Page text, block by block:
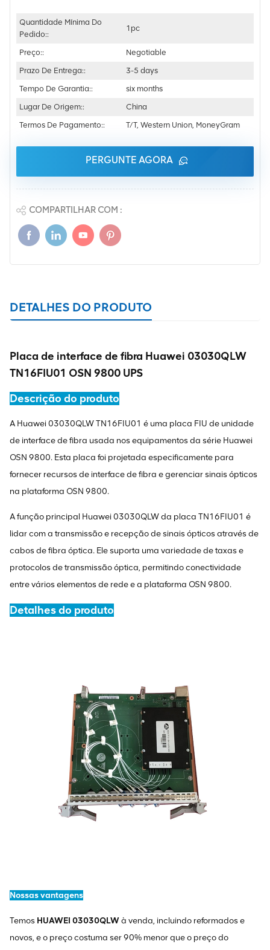
Quantidade Mínima Do
Pedido::
1pc
Preço::
Negotiable
Prazo De Entrega::
3-5 days
Tempo De Garantia::
six months
Lugar De Origem::
China
Termos De Pagamento::
T/T, Western Union, MoneyGram
PERGUNTE AGORA
COMPARTILHAR COM :
DETALHES DO PRODUTO
Placa de interface de fibra Huawei 03030QLW
TN16FIU01 OSN 9800 UPS
Descrição do produto
A Huawei 03030QLW TN16FIU01 é uma placa FIU de unidade
de interface de fibra usada nos equipamentos da série Huawei
OSN 9800. Esta placa foi projetada especificamente para
fornecer recursos de interface de fibra e gerenciar sinais ópticos
na plataforma OSN 9800.
A função principal Huawei 03030QLW da placa TN16FIU01 é
lidar com a transmissão e recepção de sinais ópticos através de
cabos de fibra óptica. Ele suporta uma variedade de taxas e
protocolos de transmissão óptica, permitindo conectividade
entre vários elementos de rede e a plataforma OSN 9800.
Detalhes do produto
Nossas vantagens
Temos HUAWEI 03030QLWà venda, incluindo reformados e
novos, e o preço costuma ser 90% menor que o preço do